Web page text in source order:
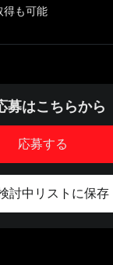
得も可能
募はこちらから
応募する
討中リストに保存